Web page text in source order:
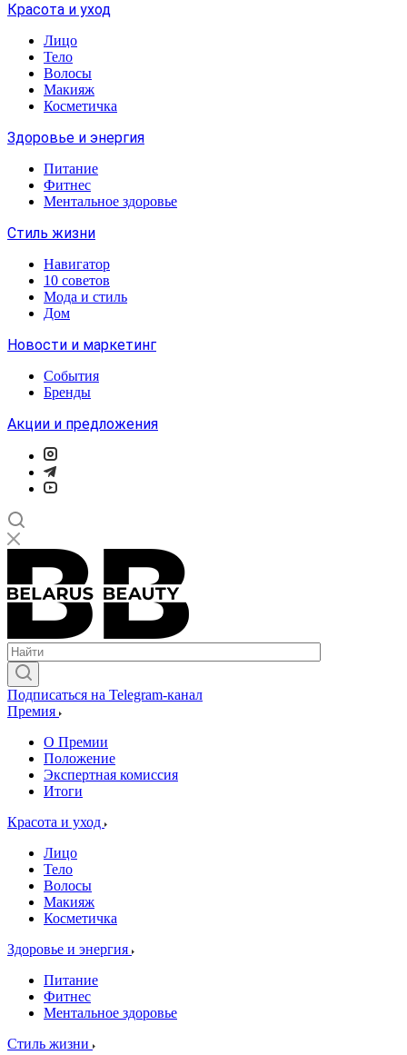
Красота и уход
Лицо
Тело
Волосы
Макияж
Косметичка
Здоровье и энергия
Питание
Фитнес
Ментальное здоровье
Стиль жизни
Навигатор
10 советов
Мода и стиль
Дом
Новости и маркетинг
События
Бренды
Акции и предложения
Подписаться на Telegram-канал
Премия
О Премии
Положение
Экспертная комиссия
Итоги
Красота и уход
Лицо
Тело
Волосы
Макияж
Косметичка
Здоровье и энергия
Питание
Фитнес
Ментальное здоровье
Стиль жизни